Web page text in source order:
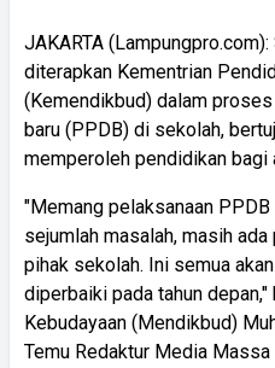
JAKARTA
diterapkan Kementrian
(Kemendikbud) dalam
baru (PPDB) di sekolah,
memperoleh pendidikan bagi
"Memang pelaksanaan
sejumlah masalah, masih
pihak sekolah. Ini semua
diperbaiki pada tahun
Kebudayaan (Mendikbud)
Temu Redaktur Media